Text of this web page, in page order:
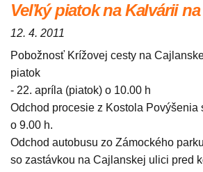
Veľký piatok na Kalvárii na
12. 4. 2011
Pobožnosť Krížovej cesty na
piatok
- 22. apríla (piatok) o 10.00 h
Odchod procesie z Kostola Povýšenia
o 9.00 h.
Odchod autobusu zo Zámockého
so zastávkou na Cajlanskej ulici pred